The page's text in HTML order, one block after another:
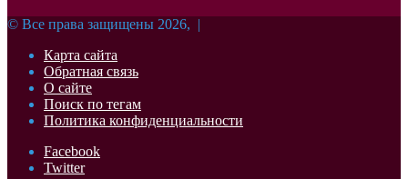
© Все права защищены 2026, |
Карта сайта
Обратная связь
О сайте
Поиск по тегам
Политика конфиденциальности
Facebook
Twitter